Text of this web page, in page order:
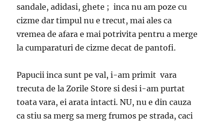
sandale, adidasi, ghete ; inca nu am poze cu
cizme dar timpul nu e trecut, mai ales ca
vremea de afara e mai potrivita pentru a merge
la cumparaturi de cizme decat de pantofi.
Papucii inca sunt pe val, i-am primit vara
trecuta de la Zorile Store si desi i-am purtat
toata vara, ei arata intacti. NU, nu e din cauza
ca stiu sa merg sa merg frumos pe strada, caci